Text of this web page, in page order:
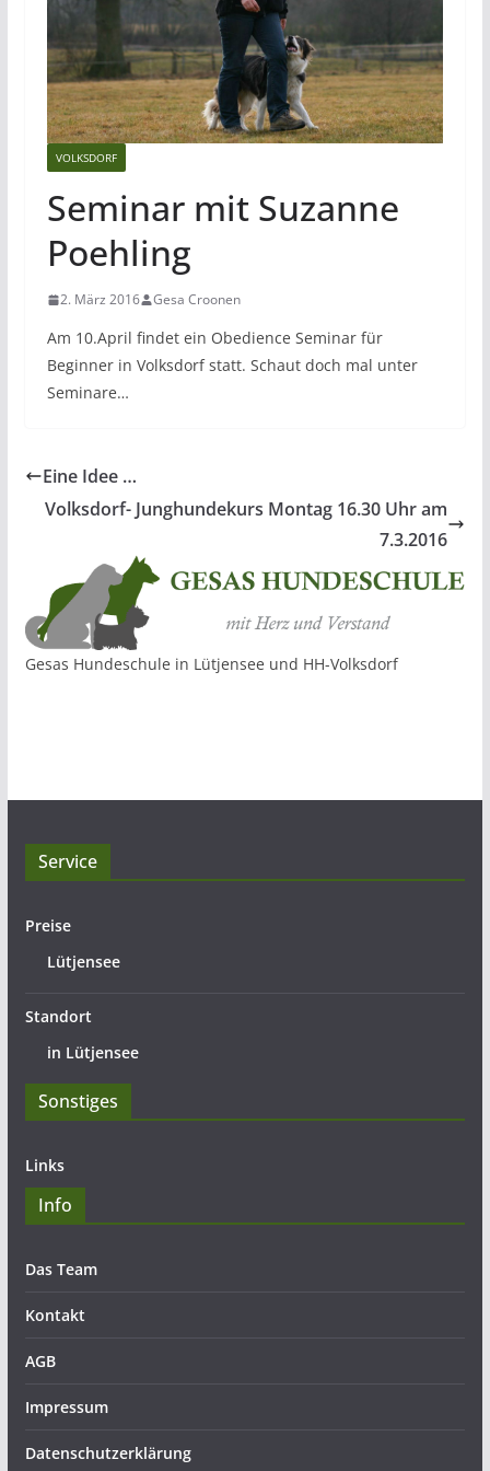
VOLKSDORF
Seminar mit Suzanne
Poehling
2. März 2016 Gesa Croonen
Am 10.April findet ein Obedience Seminar für
Beginner in Volksdorf statt. Schaut doch mal unter
Seminare…
Eine Idee …
Volksdorf- Junghundekurs Montag 16.30 Uhr am
7.3.2016
Gesas Hundeschule in Lütjensee und HH-Volksdorf
Service
Preise
Lütjensee
Standort
in Lütjensee
Sonstiges
Links
Info
Das Team
Kontakt
AGB
Impressum
Datenschutzerklärung